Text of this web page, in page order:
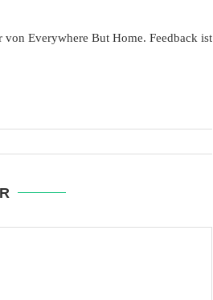
Everywhere But Home. Feedback ist